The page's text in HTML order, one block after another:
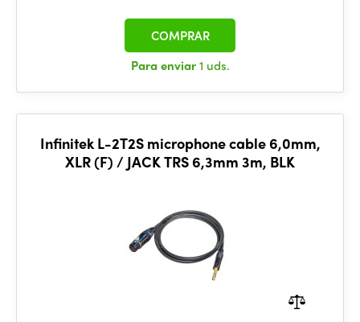
Para enviar1 uds.
COMPRAR
Infinitek L-2T2S microphone cable 6,0mm,
XLR (F) / JACK TRS 6,3mm 3m, BLK